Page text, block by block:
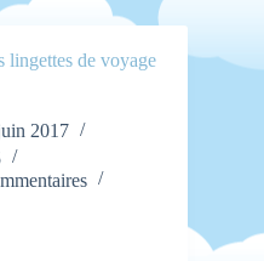
lingettes de voyage
2017